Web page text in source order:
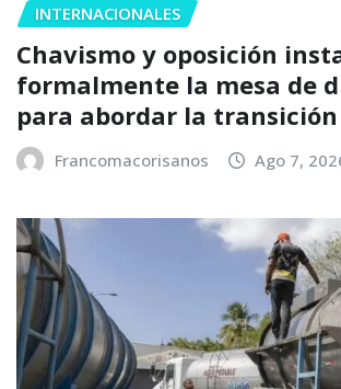
INTERNACIONALES
Chavismo y oposición
formalmente la mesa de
para abordar la transición
Francomacorisanos Ago 7,